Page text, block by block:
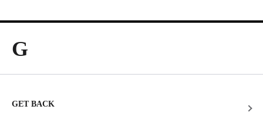
G
GET BACK